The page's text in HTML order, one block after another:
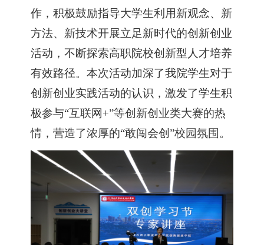
作，积极鼓励指导大学生利用新观念、新
方法、新技术开展立足新时代的创新创业
活动，不断探索高职院校创新型人才培养
有效路径。本次活动加深了我院学生对于
创新创业实践活动的认识，激发了学生积
极参与“互联网+”等创新创业类大赛的热
情，营造了浓厚的“敢闯会创”校园氛围。